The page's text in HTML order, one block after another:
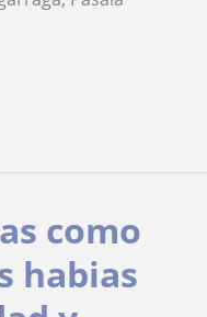
como
habias